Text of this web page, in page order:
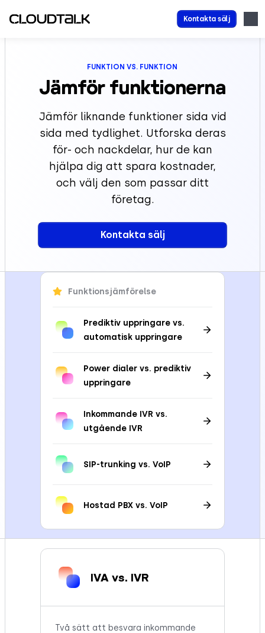
Kontakta sälj
FUNKTION VS. FUNKTION
Jämför funktionerna
Jämför liknande funktioner sida vid
sida med tydlighet. Utforska deras
för- och nackdelar, hur de kan
hjälpa dig att spara kostnader,
och välj den som passar ditt
företag.
Kontakta sälj
Funktionsjämförelse
Prediktiv uppringare vs.
automatisk uppringare
Power dialer vs. prediktiv
uppringare
Inkommande IVR vs.
utgående IVR
SIP-trunking vs. VoIP
Hostad PBX vs. VoIP
IVA vs. IVR
Två sätt att besvara inkommande